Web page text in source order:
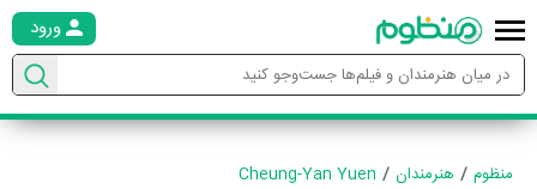
ورود
منظوم هنرمندان Cheung-Yan Yuen